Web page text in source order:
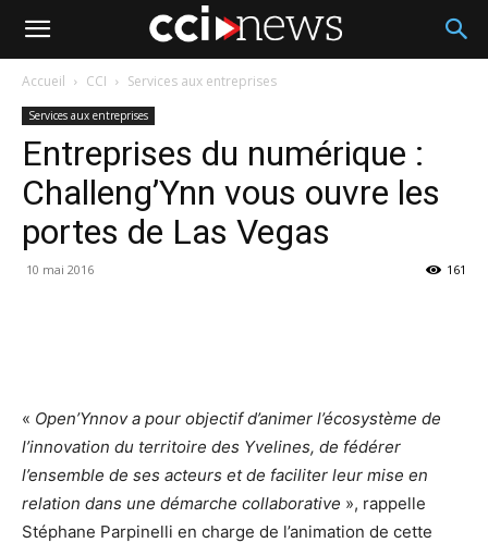
Accueil CCI Services aux entreprises
Services aux entreprises
Entreprises du numérique :
Challeng’Ynn vous ouvre les
portes de Las Vegas
10 mai 2016 161
« Open’Ynnov a pour objectif d’animer l’écosystème de
l’innovation du territoire des Yvelines, de fédérer
l’ensemble de ses acteurs et de faciliter leur mise en
relation dans une démarche collaborative », rappelle
Stéphane Parpinelli en charge de l’animation de cette